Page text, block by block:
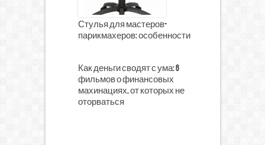
Стулья для мастеров-
парикмахеров: особенности
Как деньги сводят с ума: 6
фильмов о финансовых
махинациях, от которых не
оторваться